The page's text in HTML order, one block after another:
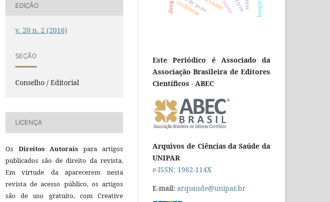
EDIÇÃO
v. 20 n. 2 (2016)
SEÇÃO
Conselho / Editorial
LICENÇA
Os Direitos Autorais para artigos
publicados são de direito da revista.
Em virtude da aparecerem nesta
revista de acesso público, os artigos
são de uso gratuito, com Creative
violência
dengue
Este Periódico é Associado da
Associação Brasileira de Editores
Científicos - ABEC
Arquivos de Ciências da Saúde da
UNIPAR
e-ISSN: 1982-114X
E-mail: arqsaude@unipar.br